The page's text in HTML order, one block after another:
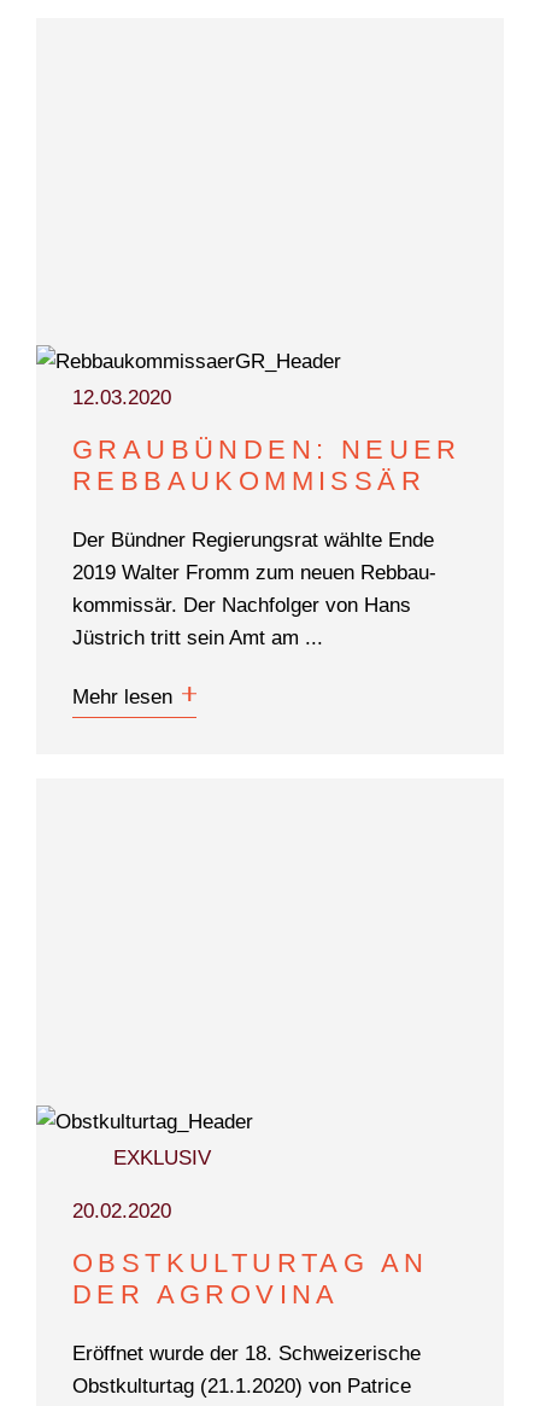
12.03.2020
GRAUBÜNDEN: NEUER
REBBAUKOMMISSÄR
Der Bündner Regierungsrat wählte Ende
2019 Walter Fromm zum neuen Reb­bau­
kommissär. Der Nachfolger von Hans
Jüstrich tritt sein Amt am ...
Mehr lesen
EXKLUSIV
20.02.2020
OBSTKULTURTAG AN
DER AGROVINA
Eröffnet wurde der 18. Schweizerische
Obstkulturtag (21.1.2020) von Patrice